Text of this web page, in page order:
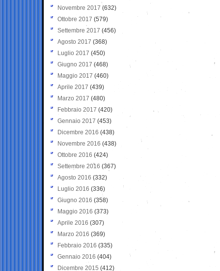
Novembre 2017 (632)
Ottobre 2017 (579)
Settembre 2017 (456)
Agosto 2017 (368)
Luglio 2017 (450)
Giugno 2017 (468)
Maggio 2017 (460)
Aprile 2017 (439)
Marzo 2017 (480)
Febbraio 2017 (420)
Gennaio 2017 (453)
Dicembre 2016 (438)
Novembre 2016 (438)
Ottobre 2016 (424)
Settembre 2016 (367)
Agosto 2016 (332)
Luglio 2016 (336)
Giugno 2016 (358)
Maggio 2016 (373)
Aprile 2016 (307)
Marzo 2016 (369)
Febbraio 2016 (335)
Gennaio 2016 (404)
Dicembre 2015 (412)